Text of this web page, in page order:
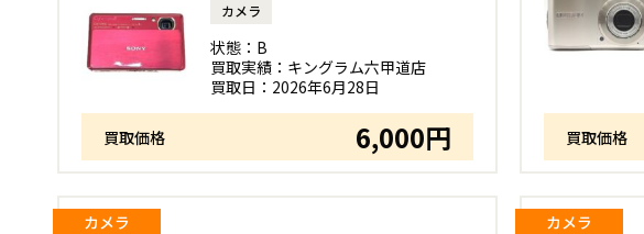
カメラ
状態： B
買取実績： キングラム六甲道店
買取日： 2026年6月28日
買取価格 6,000円 買取価格
カメラ カメラ